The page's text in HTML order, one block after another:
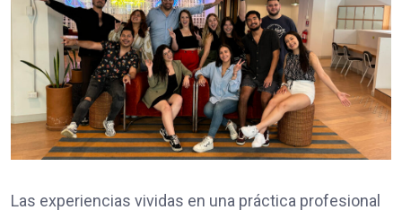
Las experiencias vividas en una práctica profesional